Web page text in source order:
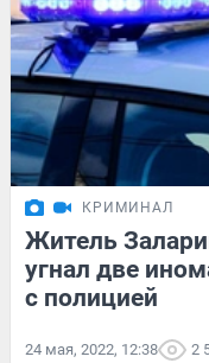
КРИМИНАЛ
Житель
угнал две
с полицией
24 мая, 2022, 12:38 2